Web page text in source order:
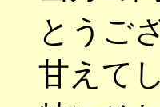
とうご
甘えて